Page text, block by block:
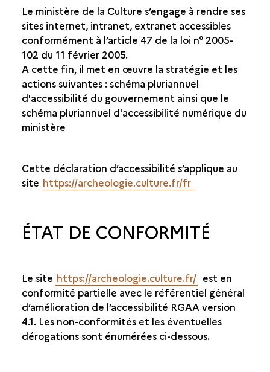
Le ministère de la Culture s’engage à rendre ses
sites internet, intranet, extranet accessibles
conformément à l’article 47 de la loi n° 2005-
102 du 11 février 2005.
A cette fin, il met en œuvre la stratégie et les
actions suivantes : schéma pluriannuel
d'accessibilité du gouvernement ainsi que le
schéma pluriannuel d'accessibilité numérique du
ministère
Cette déclaration d’accessibilité s’applique au
site https://archeologie.culture.fr/fr
ÉTAT DE CONFORMITÉ
Le site https://archeologie.culture.fr/ est en
conformité partielle avec le référentiel général
d’amélioration de l’accessibilité RGAA version
4.1. Les non-conformités et les éventuelles
dérogations sont énumérées ci-dessous.